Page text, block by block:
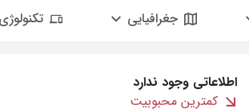
جغرافیایی تکنولوژی
اطلاعاتی وجود ندارد
کمترین محبوبیت